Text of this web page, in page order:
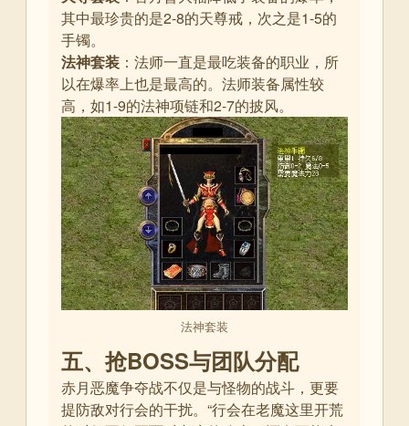
其中最珍贵的是2-8的天尊戒，次之是1-5的
手镯。
法神套装 ：法师一直是最吃装备的职业，所
以在爆率上也是最高的。法师装备属性较
高，如1-9的法神项链和2-7的披风。
法神套装
五、抢BOSS与团队分配
赤月恶魔争夺战不仅是与怪物的战斗，更要
提防敌对行会的干扰。“行会在老魔这里开荒